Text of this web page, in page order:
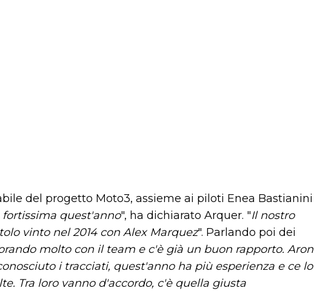
del progetto Moto3, assieme ai piloti Enea Bastianini
quest'anno", ha dichiarato Arquer. "Il nostro
vinto nel 2014 con Alex Marquez". Parlando poi dei
molto con il team e c'è già un buon rapporto. Aron
i tracciati, quest'anno ha più esperienza e ce lo
Tra loro vanno d'accordo, c'è quella giusta